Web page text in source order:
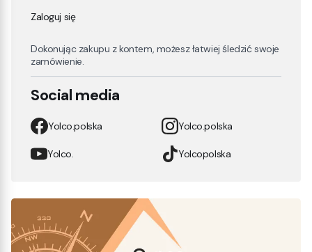
Zaloguj się
Dokonując zakupu z kontem, możesz łatwiej śledzić swoje
zamówienie.
Social media
Yolco.polska Yolco.polska
Yolco. Yolcopolska